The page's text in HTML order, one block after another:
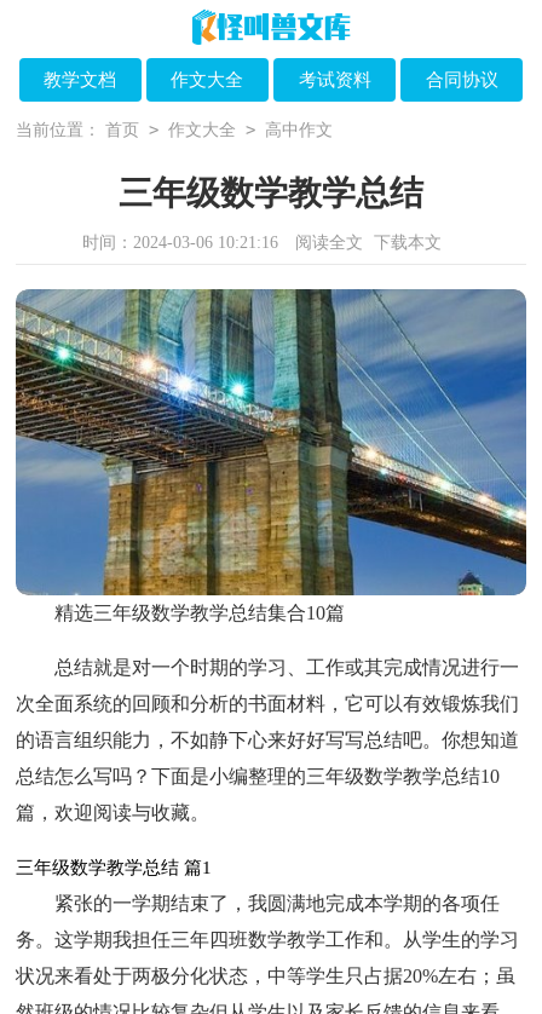
教学文档 作文大全 考试资料 合同协议
当前位置： 首页 > 作文大全 > 高中作文
三年级数学教学总结
时间：2024-03-06 10:21:16 阅读全文 下载本文
精选三年级数学教学总结集合10篇
总结就是对一个时期的学习、工作或其完成情况进行一
次全面系统的回顾和分析的书面材料，它可以有效锻炼我们
的语言组织能力，不如静下心来好好写写总结吧。你想知道
总结怎么写吗？下面是小编整理的三年级数学教学总结10
篇，欢迎阅读与收藏。
三年级数学教学总结 篇1
紧张的一学期结束了，我圆满地完成本学期的各项任
务。这学期我担任三年四班数学教学工作和。从学生的学习
状况来看处于两极分化状态，中等学生只占据20%左右；虽